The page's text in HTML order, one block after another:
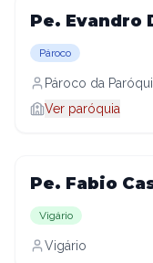
Pe. Evandro
Pároco
Pároco da
Ver paróquia
Pe. Fabio
Vigário
Vigário